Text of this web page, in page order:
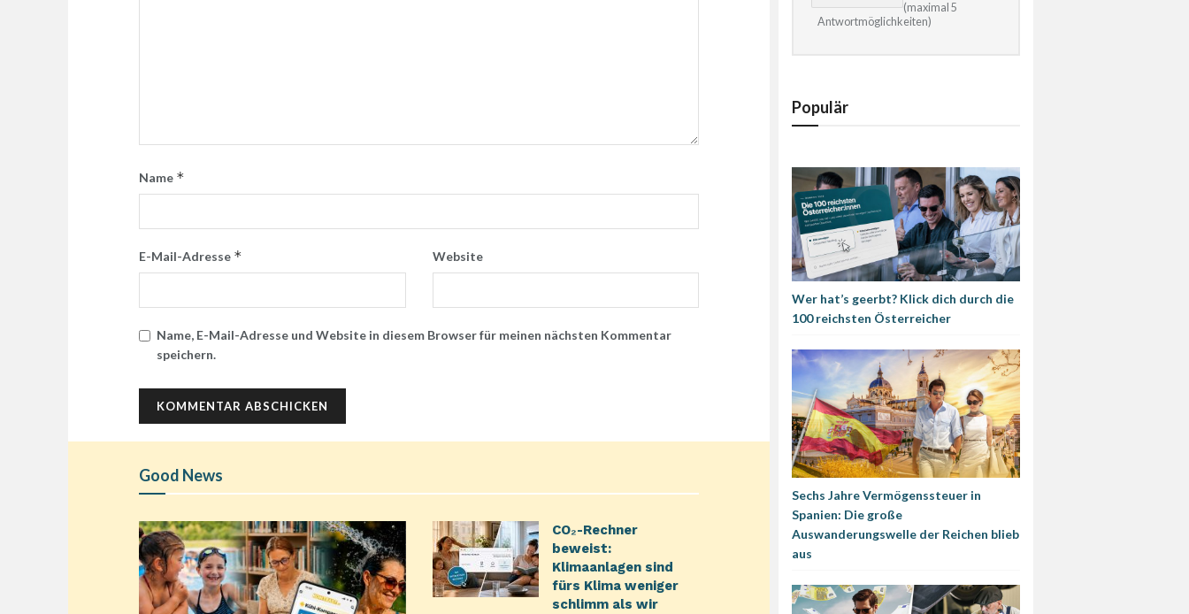
Name *
E-Mail-Adresse * Website
Name, E-Mail-Adresse und Website in diesem Browser für meinen nächsten Kommentar
speichern.
Good News
CO₂-Rechner
beweist:
Klimaanlagen sind
fürs Klima weniger
schlimm als wir
(maximal 5
Antwortmöglichkeiten)
Populär
Wer hat’s geerbt? Klick dich durch die
100 reichsten Österreicher
Sechs Jahre Vermögenssteuer in
Spanien: Die große
Auswanderungswelle der Reichen blieb
aus